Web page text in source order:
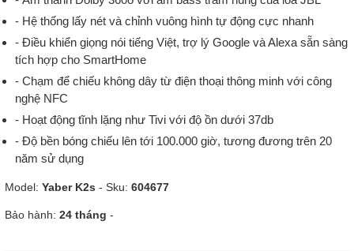
- Hệ thống lấy nét và chỉnh vuông hình tự động cực nhanh
- Điều khiển giọng nói tiếng Việt, trợ lý Google và Alexa sẵn sàng
tích hợp cho SmartHome
- Chạm để chiếu không dây từ điện thoại thông minh với công
nghệ NFC
- Hoạt động tĩnh lặng như Tivi với độ ồn dưới 37db
- Độ bền bóng chiếu lên tới 100.000 giờ, tương đương trên 20
năm sử dụng
Model: Yaber K2s - Sku: 604677
Bảo hành: 24 tháng -